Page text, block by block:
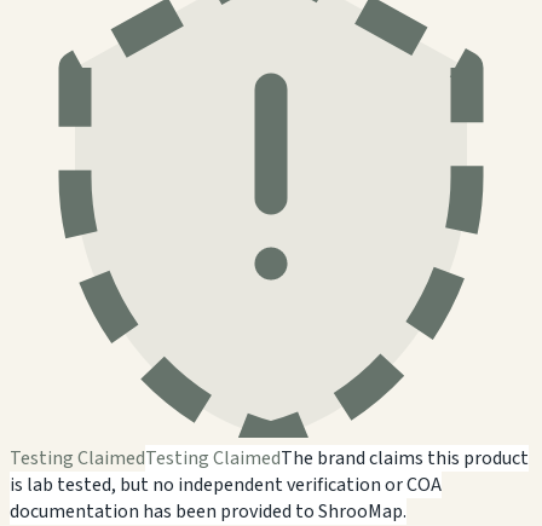
Testing ClaimedTesting ClaimedThe brand claims this product
is lab tested, but no independent verification or COA
documentation has been provided to ShrooMap.